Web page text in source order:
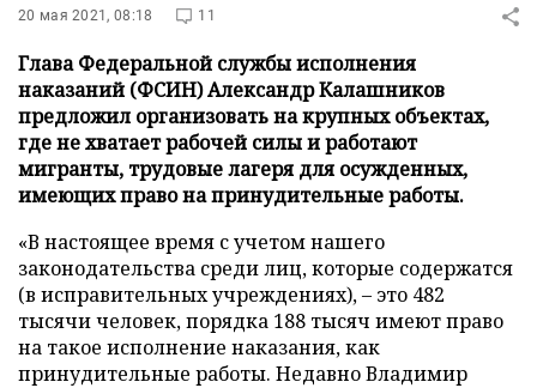
20 мая 2021, 08:18 11
Глава Федеральной службы исполнения
наказаний (ФСИН) Александр Калашников
предложил организовать на крупных объектах,
где не хватает рабочей силы и работают
мигранты, трудовые лагеря для осужденных,
имеющих право на принудительные работы.
«В настоящее время с учетом нашего
законодательства среди лиц, которые содержатся
(в исправительных учреждениях), – это 482
тысячи человек, порядка 188 тысяч имеют право
на такое исполнение наказания, как
принудительные работы. Недавно Владимир